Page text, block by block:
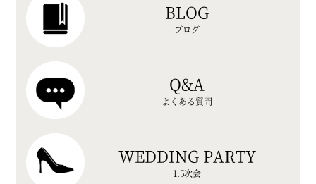
BLOG
ブログ
Q&A
よくある質問
WEDDING PARTY
1.5次会